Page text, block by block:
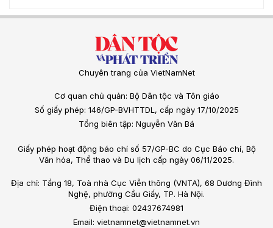
Chuyên trang của VietNamNet
Cơ quan chủ quản: Bộ Dân tộc và Tôn giáo
Số giấy phép: 146/GP-BVHTTDL, cấp ngày 17/10/2025
Tổng biên tập: Nguyễn Văn Bá
Giấy phép hoạt động báo chí số 57/GP-BC do Cục Báo chí, Bộ
Văn hóa, Thể thao và Du lịch cấp ngày 06/11/2025.
Địa chỉ: Tầng 18, Toà nhà Cục Viễn thông (VNTA), 68 Dương Đình
Nghệ, phường Cầu Giấy, TP. Hà Nội.
Điện thoại: 02437674981
Email: vietnamnet@vietnamnet.vn